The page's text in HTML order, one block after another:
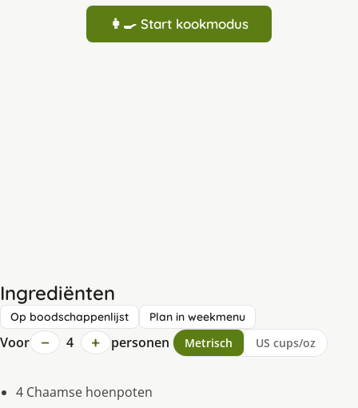
👩‍🍳 Start kookmodus
Ingrediënten
Op boodschappenlijst Plan in weekmenu
Voor − 4 + personen Metrisch US cups/oz
4 Chaamse hoenpoten